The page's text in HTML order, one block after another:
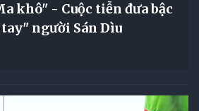
khô" - Cuộc tiễn đưa bậc
người Sán Dìu